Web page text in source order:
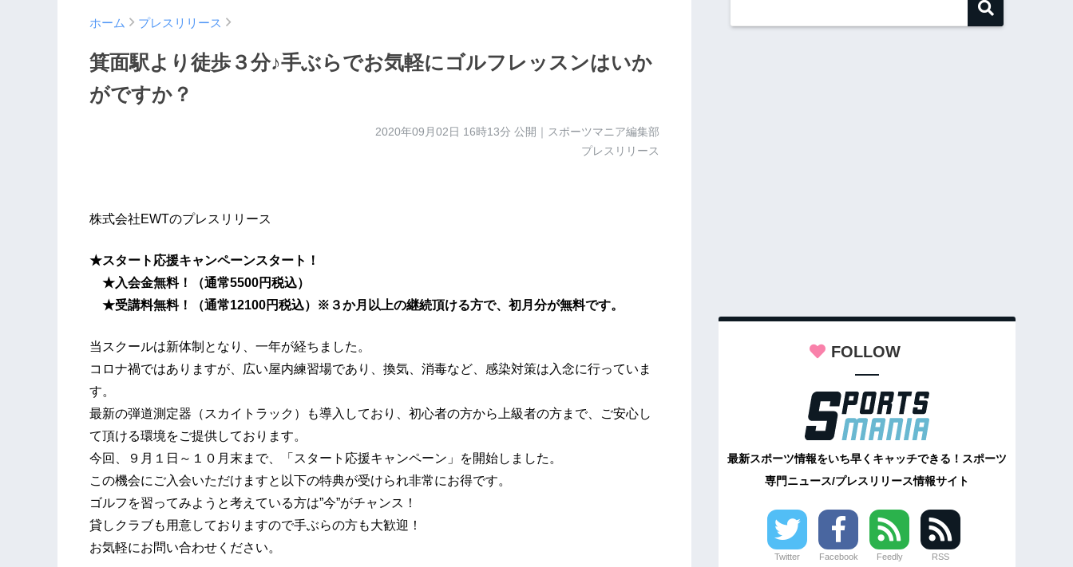
ホーム プレスリリース
箕面駅より徒歩３分♪手ぶらでお気軽にゴルフレッスンはいか
がですか？
2020年09月02日 16時13分 公開｜スポーツマニア編集部
プレスリリース
株式会社EWTのプレスリリース
★スタート応援キャンペーンスタート！
★入会金無料！（通常5500円税込）
★受講料無料！（通常12100円税込）※３か月以上の継続頂ける方で、初月分が無料です。
当スクールは新体制となり、一年が経ちました。
コロナ禍ではありますが、広い屋内練習場であり、換気、消毒など、感染対策は入念に行っていま
す。
最新の弾道測定器（スカイトラック）も導入しており、初心者の方から上級者の方まで、ご安心し
て頂ける環境をご提供しております。
今回、９月１日～１０月末まで、「スタート応援キャンペーン」を開始しました。
この機会にご入会いただけますと以下の特典が受けられ非常にお得です。
ゴルフを習ってみようと考えている方は”今”がチャンス！
貸しクラブも用意しておりますので手ぶらの方も大歓迎！
お気軽にお問い合わせください。
FOLLOW
最新スポーツ情報をいち早くキャッチできる！スポーツ
専門ニュース/プレスリリース情報サイト
Twitter Facebook Feedly RSS